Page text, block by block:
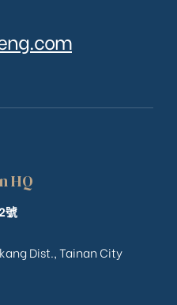
HQ
號
Dist., Tainan City